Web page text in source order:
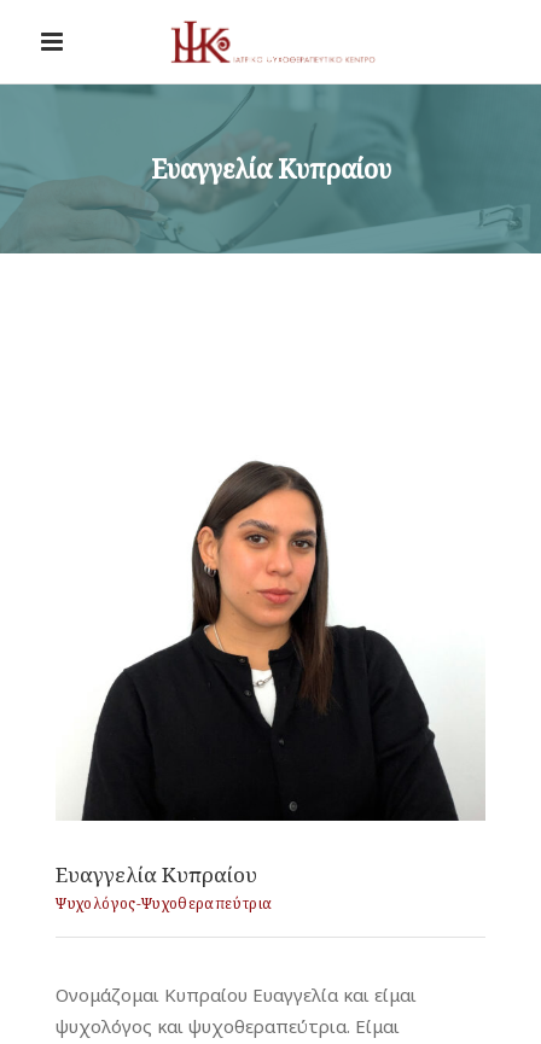
Ευαγγελία Κυπραίου
Ευαγγελία Κυπραίου
Ψυχολόγος-Ψυχοθεραπεύτρια
Ονομάζομαι Κυπραίου Ευαγγελία και είμαι
ψυχολόγος και ψυχοθεραπεύτρια. Είμαι